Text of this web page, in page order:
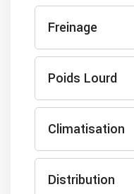
Freinage
Poids Lourd
Climatisation
Distribution